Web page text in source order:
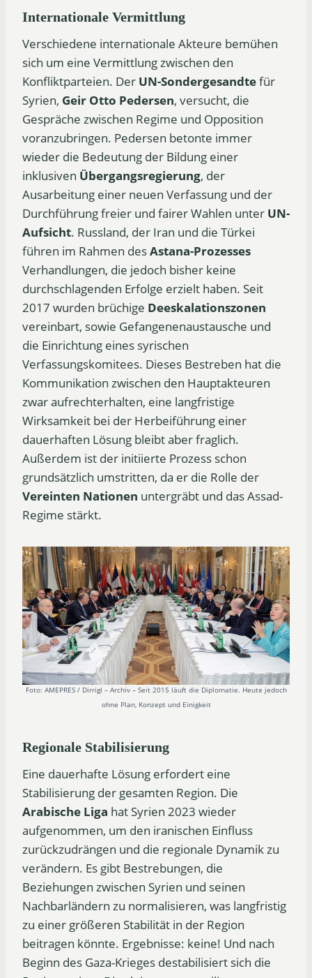
Internationale Vermittlung
Verschiedene internationale Akteure bemühen
sich um eine Vermittlung zwischen den
Konfliktparteien. Der UN-Sondergesandtefür
Syrien, Geir Otto Pedersen, versucht, die
Gespräche zwischen Regime und Opposition
voranzubringen. Pedersen betonte immer
wieder die Bedeutung der Bildung einer
inklusiven Übergangsregierung, der
Ausarbeitung einer neuen Verfassung und der
Durchführung freier und fairer Wahlen unter UN-
Aufsicht. Russland, der Iran und die Türkei
führen im Rahmen desAstana-Prozesses
Verhandlungen, die jedoch bisher keine
durchschlagenden Erfolge erzielt haben. Seit
2017 wurden brüchige Deeskalationszonen
vereinbart, sowie Gefangenenaustausche und
die Einrichtung eines syrischen
Verfassungskomitees. Dieses Bestreben hat die
Kommunikation zwischen den Hauptakteuren
zwar aufrechterhalten, eine langfristige
Wirksamkeit bei der Herbeiführung einer
dauerhaften Lösung bleibt aber fraglich.
Außerdem ist der initiierte Prozess schon
grundsätzlich umstritten, da er die Rolle der
Vereinten Nationen untergräbt und das Assad-
Regime stärkt.
Foto: AMEPRES / Dirrigl – Archiv – Seit 2015 läuft die Diplomatie. Heute jedoch
ohne Plan, Konzept und Einigkeit
Regionale Stabilisierung
Eine dauerhafte Lösung erfordert eine
Stabilisierung der gesamten Region. Die
Arabische Liga hat Syrien 2023 wieder
aufgenommen, um den iranischen Einfluss
zurückzudrängen und die regionale Dynamik zu
verändern. Es gibt Bestrebungen, die
Beziehungen zwischen Syrien und seinen
Nachbarländern zu normalisieren, was langfristig
zu einer größeren Stabilität in der Region
beitragen könnte. Ergebnisse: keine! Und nach
Beginn des Gaza-Krieges destabilisiert sich die